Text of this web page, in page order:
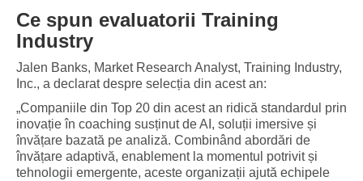
Ce spun evaluatorii Training
Industry
Jalen Banks, Market Research Analyst, Training Industry,
Inc., a declarat despre selecția din acest an:
„Companiile din Top 20 din acest an ridică standardul prin
inovație în coaching susținut de AI, soluții imersive și
învățare bazată pe analiză. Combinând abordări de
învățare adaptivă, enablement la momentul potrivit și
tehnologii emergente, aceste organizații ajută echipele